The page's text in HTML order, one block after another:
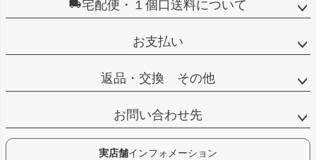
宅配便・１個口送料について
お支払い
返品・交換 その他
お問い合わせ先
実店舗インフォメーション